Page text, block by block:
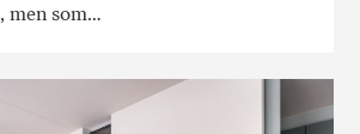
men som…